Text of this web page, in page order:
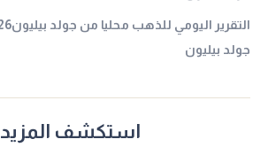
جولد بيليون
استكشف المزيد